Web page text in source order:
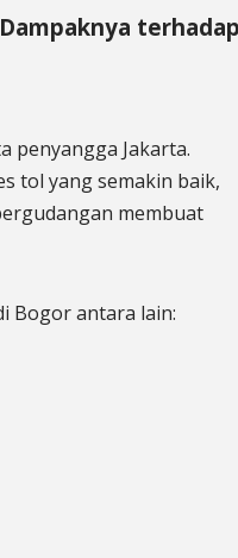
terhadap
penyangga Jakarta.
tol yang semakin baik,
membuat
Bogor antara lain: